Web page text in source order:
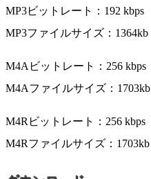
MP3ビットレート：192 kbps
MP3ファイルサイズ：1364kb
M4Aビットレート：256 kbps
M4Aファイルサイズ：1703kb
M4Rビットレート：256 kbps
M4Rファイルサイズ：1703kb